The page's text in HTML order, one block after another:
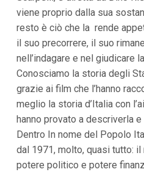
viene proprio dalla sua
resto è ciò che la rende
il suo precorrere, il suo
nell’indagare e nel giudicare
Conosciamo la storia degli
grazie ai film che l’hanno
meglio la storia d’Italia con
hanno provato a descriverla
Dentro In nome del Popolo
dal 1971, molto, quasi tutto:
potere politico e potere